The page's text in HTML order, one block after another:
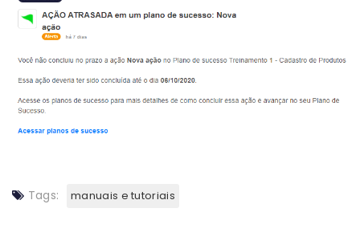
Tags: manuais e tutoriais